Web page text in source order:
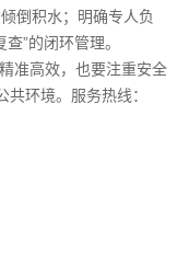
倒积水；明确专人负
”的闭环管理。
准高效，也要注重安全
环境。服务热线：